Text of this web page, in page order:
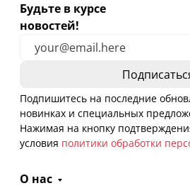
Будьте в курсе
новостей!
Подпишитесь на последние
новинках и специальных
Нажимая на кнопку
условия политики обработки
О нас